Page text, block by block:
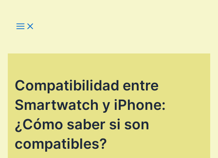
Main
Menu
Compatibilidad entre
Smartwatch y iPhone:
¿Cómo saber si son
compatibles?